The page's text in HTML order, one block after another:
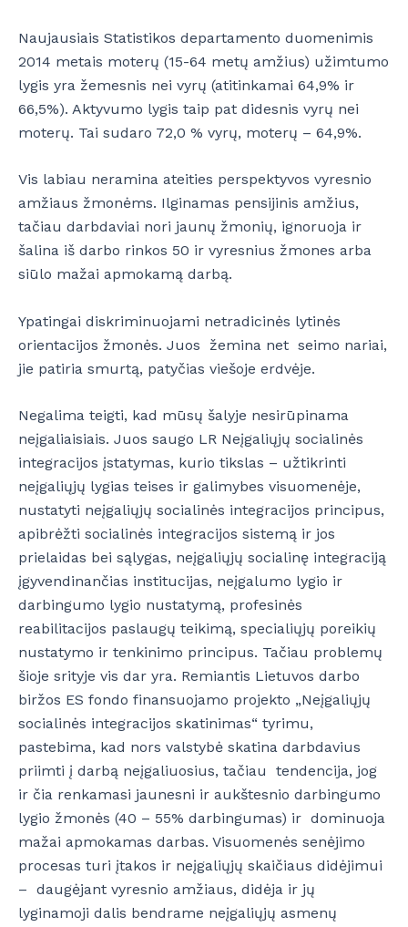
Naujausiais Statistikos departamento duomenimis
2014 metais moterų (15-64 metų amžius) užimtumo
lygis yra žemesnis nei vyrų (atitinkamai 64,9% ir
66,5%). Aktyvumo lygis taip pat didesnis vyrų nei
moterų. Tai sudaro 72,0 % vyrų, moterų – 64,9%.
Vis labiau neramina ateities perspektyvos vyresnio
amžiaus žmonėms. Ilginamas pensijinis amžius,
tačiau darbdaviai nori jaunų žmonių, ignoruoja ir
šalina iš darbo rinkos 50 ir vyresnius žmones arba
siūlo mažai apmokamą darbą.
Ypatingai diskriminuojami netradicinės lytinės
orientacijos žmonės. Juos žemina net seimo nariai,
jie patiria smurtą, patyčias viešoje erdvėje.
Negalima teigti, kad mūsų šalyje nesirūpinama
neįgaliaisiais. Juos saugo LR Neįgaliųjų socialinės
integracijos įstatymas, kurio tikslas – užtikrinti
neįgaliųjų lygias teises ir galimybes visuomenėje,
nustatyti neįgaliųjų socialinės integracijos principus,
apibrėžti socialinės integracijos sistemą ir jos
prielaidas bei sąlygas, neįgaliųjų socialinę integraciją
įgyvendinančias institucijas, neįgalumo lygio ir
darbingumo lygio nustatymą, profesinės
reabilitacijos paslaugų teikimą, specialiųjų poreikių
nustatymo ir tenkinimo principus. Tačiau problemų
šioje srityje vis dar yra. Remiantis Lietuvos darbo
biržos ES fondo finansuojamo projekto „Neįgaliųjų
socialinės integracijos skatinimas“ tyrimu,
pastebima, kad nors valstybė skatina darbdavius
priimti į darbą neįgaliuosius, tačiau tendencija, jog
ir čia renkamasi jaunesni ir aukštesnio darbingumo
lygio žmonės (40 – 55% darbingumas) ir dominuoja
mažai apmokamas darbas. Visuomenės senėjimo
procesas turi įtakos ir neįgaliųjų skaičiaus didėjimui
– daugėjant vyresnio amžiaus, didėja ir jų
lyginamoji dalis bendrame neįgaliųjų asmenų